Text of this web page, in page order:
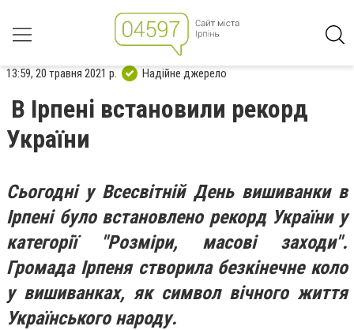
13:59, 20 травня 2021 р. Надійне джерело
В Ірпені встановили рекорд
України
Сьогодні у Всесвітній День вишиванки в
Ірпені було встановлено рекорд України у
категорії "Розміри, масові заходи".
Громада Ірпеня створила безкінечне коло
у вишиванках, як символ вічного життя
Українського народу.